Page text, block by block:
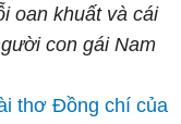
oan khuất và cái
con gái Nam
thơ Đồng chí của